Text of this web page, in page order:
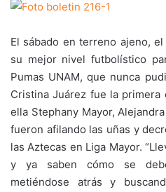
El sábado en terreno ajeno,
su mejor nivel futbolístico
Pumas UNAM, que nunca
Cristina Juárez fue la
ella Stephany Mayor,
fueron afilando las uñas y
las Aztecas en Liga Mayor.
y ya saben cómo se
metiéndose atrás y